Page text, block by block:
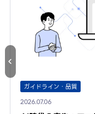
ガイドライン・品質
2026.07.06